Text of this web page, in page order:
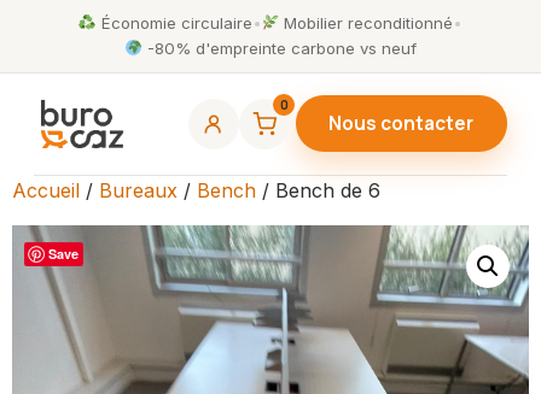
Économie circulaire• Mobilier reconditionné•
-80% d'empreinte carbone vs neuf
0
Nous contacter
Accueil / Bureaux / Bench / Bench de 6
Save